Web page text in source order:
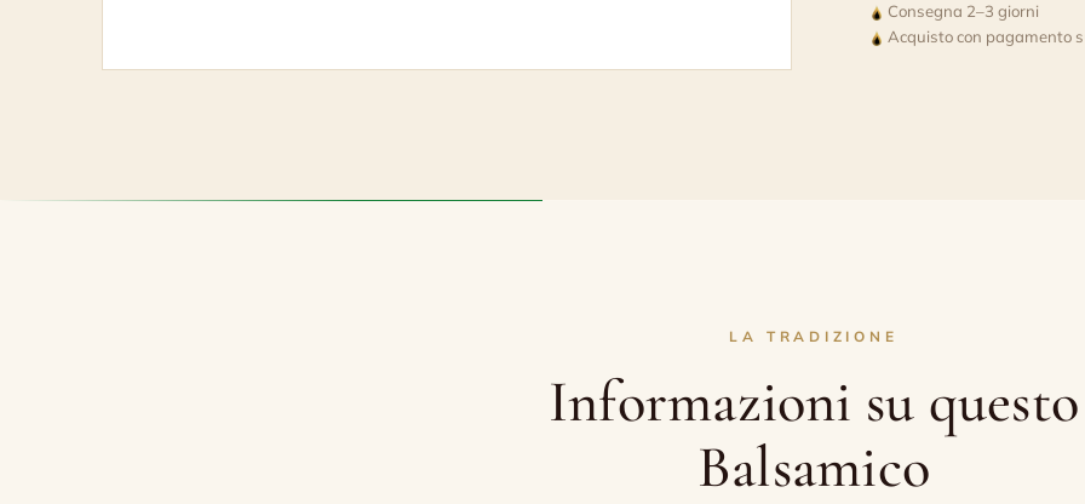
-
Aceto
Consegna 2–3 giorni
Acquisto con pagamento
LA TRADIZIONE
Informazioni su questo
Balsamico